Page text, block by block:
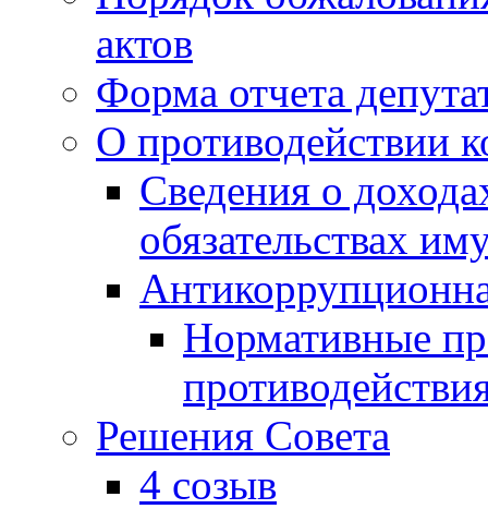
актов
Форма отчета
О противодействии
Сведения о
обязательствах
Нормативные
Решения Совета
4 созыв